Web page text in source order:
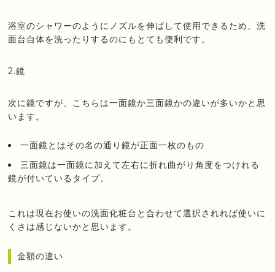
浴室のシャワーのようにノズルを伸ばして使用できるため、洗
面台自体を洗ったりするのにもとても便利です。
2.鏡
次に鏡ですが、こちらは一面鏡か三面鏡かの違いが多いかと思
います。
一面鏡とはその名の通り鏡が正面一枚のもの
三面鏡は一面鏡に加えて左右に折れ曲がり角度をつけれる
鏡が付いているタイプ。
これは現在お使いの洗面化粧台と合わせて選択されれば使いに
くさは感じないかと思います。
金額の違い